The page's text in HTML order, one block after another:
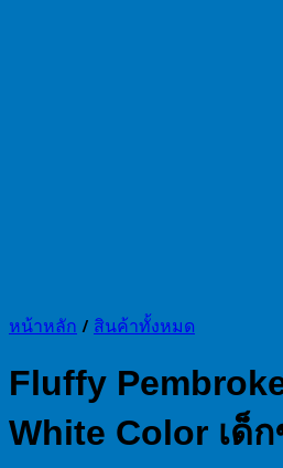
หน้าหลัก / สินค้าทั้งหมด
Fluffy
White Color เด็